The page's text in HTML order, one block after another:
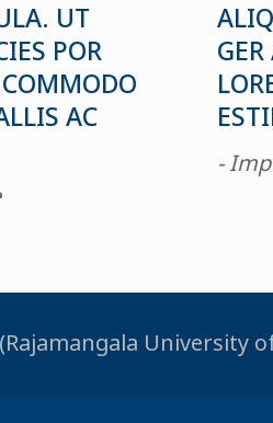
UT
POR
AC
-
(Rajamangala